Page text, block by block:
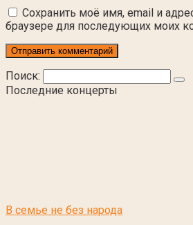
Сохранить моё имя, email и
браузере для последующих моих
Поиск:
Последние концерты
В семье не без народа